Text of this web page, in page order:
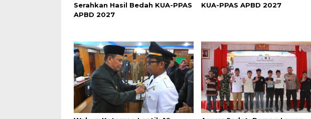
Serahkan Hasil Bedah KUA-PPAS
APBD 2027
KUA-PPAS APBD 2027